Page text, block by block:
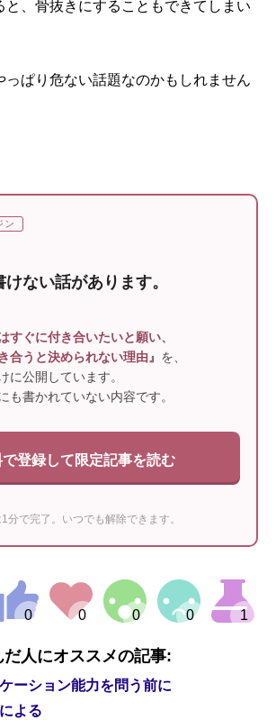
と、骨抜きにすることもできてしまい
っぱり危ない話題なのかもしれません
ン
ない話があります。
すぐに付き合いたいと願い、
合うと決められない理由』 を、
に公開しています。
も書かれていない内容です。
登録して限定記事を読む
分で完了。いつでも解除できます。
だ人にオススメの記事:
ーション能力を問う前に
よる